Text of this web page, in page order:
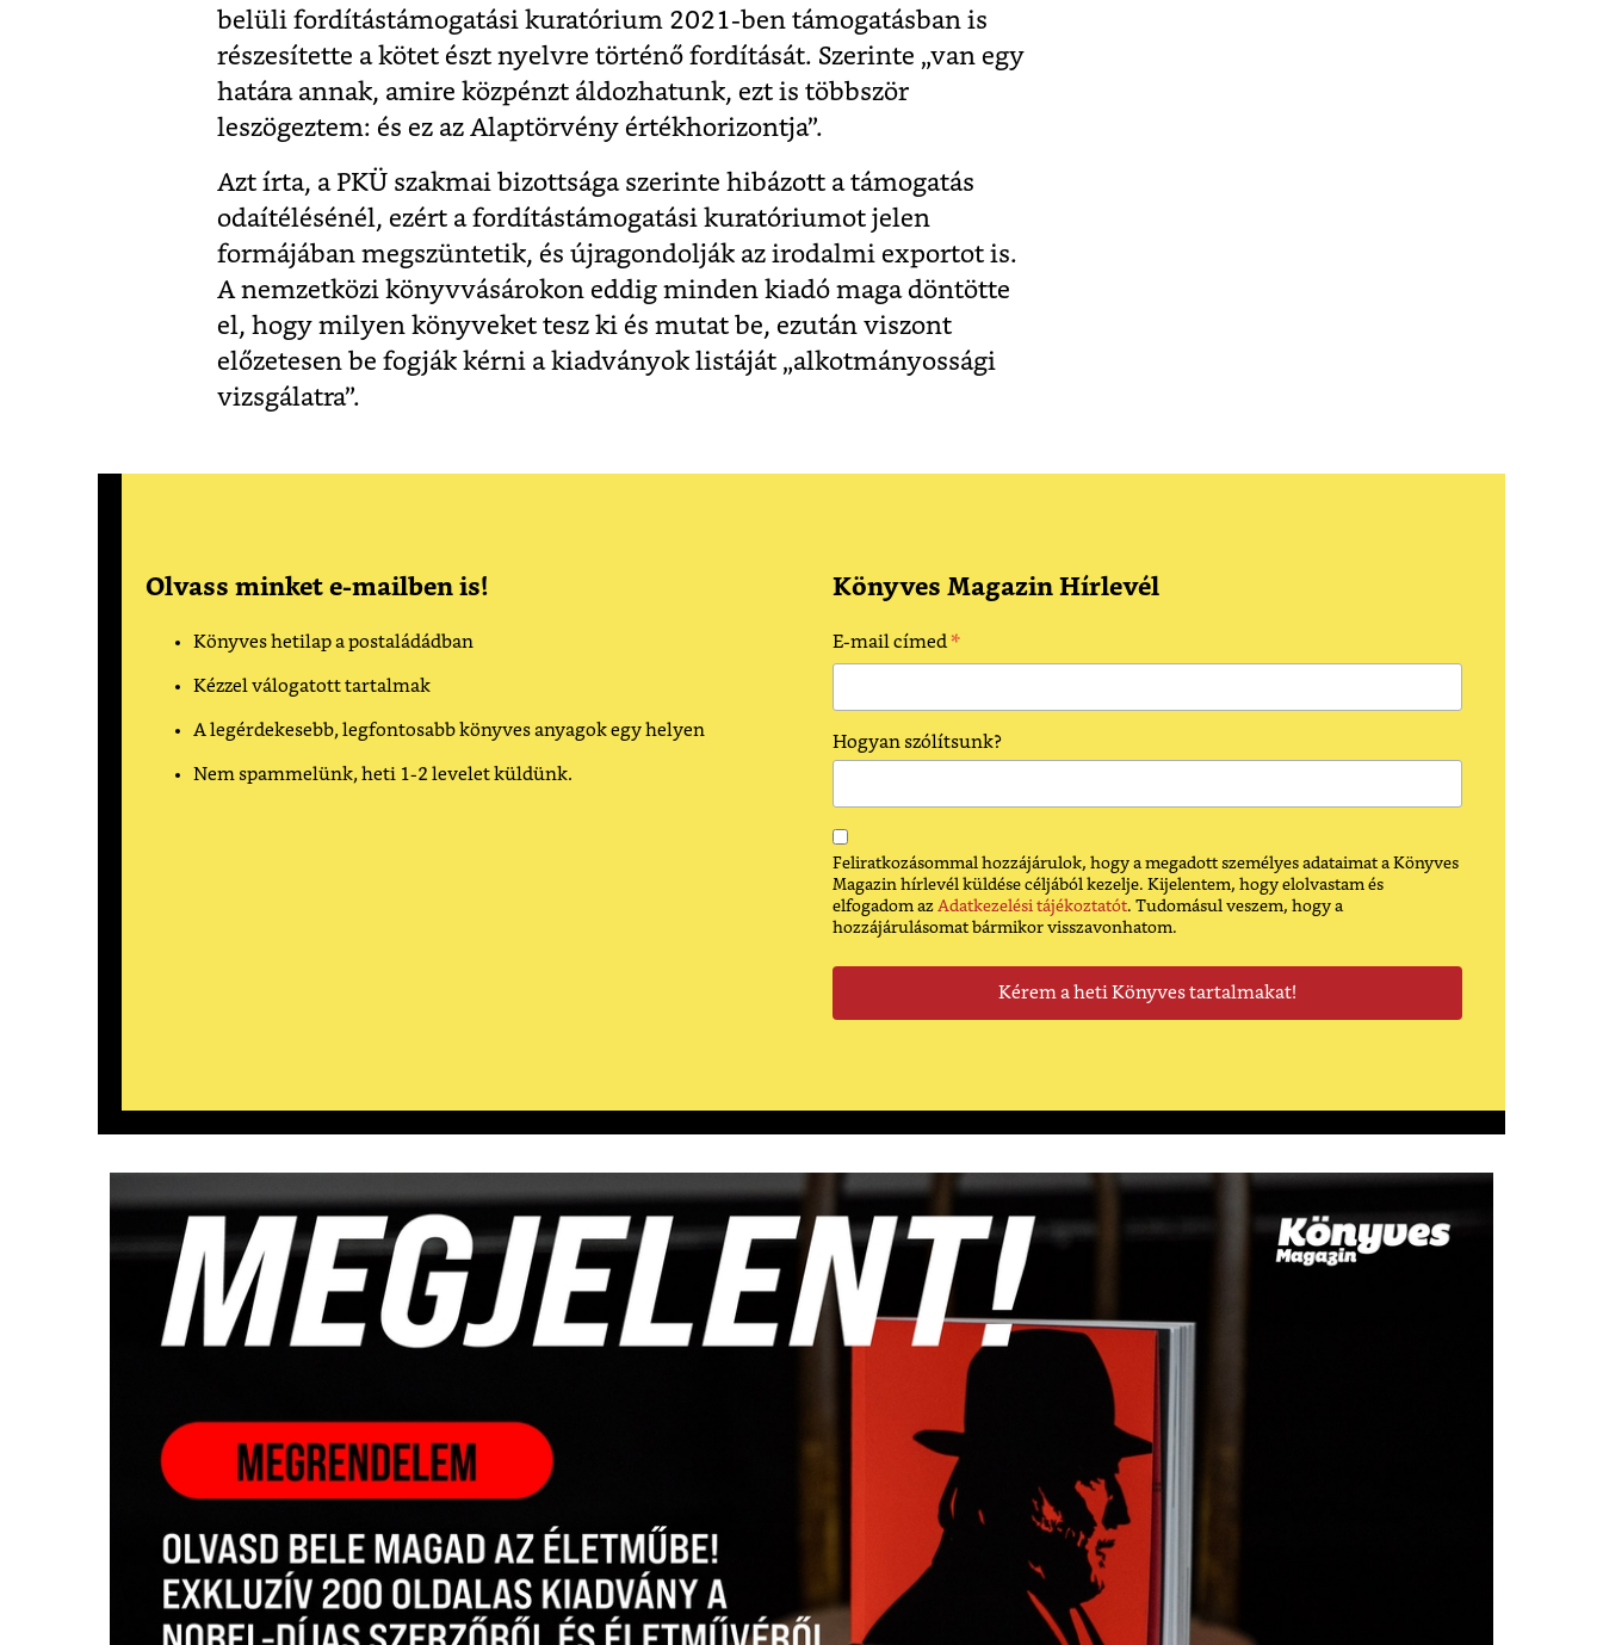
belüli fordítástámogatási kuratórium 2021-ben támogatásban is
részesítette a kötet észt nyelvre történő fordítását. Szerinte „van egy
határa annak, amire közpénzt áldozhatunk, ezt is többször
leszögeztem: és ez az Alaptörvény értékhorizontja”.
Azt írta, a PKÜ szakmai bizottsága szerinte hibázott a támogatás
odaítélésénél, ezért a fordítástámogatási kuratóriumot jelen
formájában megszüntetik, és újragondolják az irodalmi exportot is.
A nemzetközi könyvvásárokon eddig minden kiadó maga döntötte
el, hogy milyen könyveket tesz ki és mutat be, ezután viszont
előzetesen be fogják kérni a kiadványok listáját „alkotmányossági
vizsgálatra”.
Olvass minket e-mailben is!
Könyves hetilap a postaládádban
Kézzel válogatott tartalmak
A legérdekesebb, legfontosabb könyves anyagok egy helyen
Nem spammelünk, heti 1-2 levelet küldünk.
Könyves Magazin Hírlevél
E-mail címed*
Hogyan szólítsunk?
Feliratkozásommal hozzájárulok, hogy a megadott személyes adataimat a Könyves
Magazin hírlevél küldése céljából kezelje. Kijelentem, hogy elolvastam és
elfogadom az Adatkezelési tájékoztatót. Tudomásul veszem, hogy a
hozzájárulásomat bármikor visszavonhatom.